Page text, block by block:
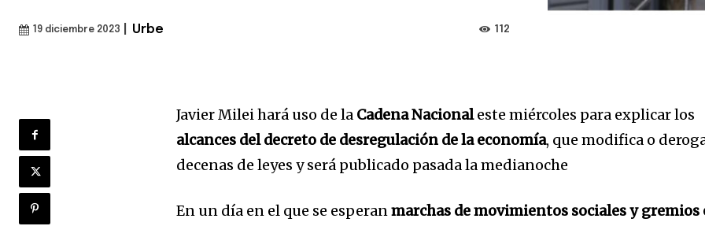
19 diciembre 2023 Urbe 112
Javier Milei hará uso de la Cadena Nacionaleste miércoles para explicar los
alcances del decreto de desregulación de la economía, que modifica o
decenas de leyes y será publicado pasada la medianoche
En un día en el que se esperanmarchas de movimientos sociales y gremios